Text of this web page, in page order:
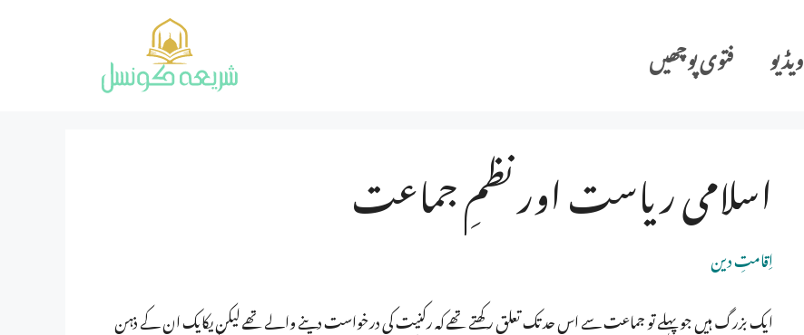
ویڈیو فتوی پوچھیں
اسلامی ریاست اور نظمِ جماعت
اِقامتِ دین
ایک بزرگ ہیں جو پہلے تو جماعت سے اس حد تک تعلق رکھتے تھے کہ رکنیت کی درخواست دینے والے تھے لیکن یکایک ان کے ذہن